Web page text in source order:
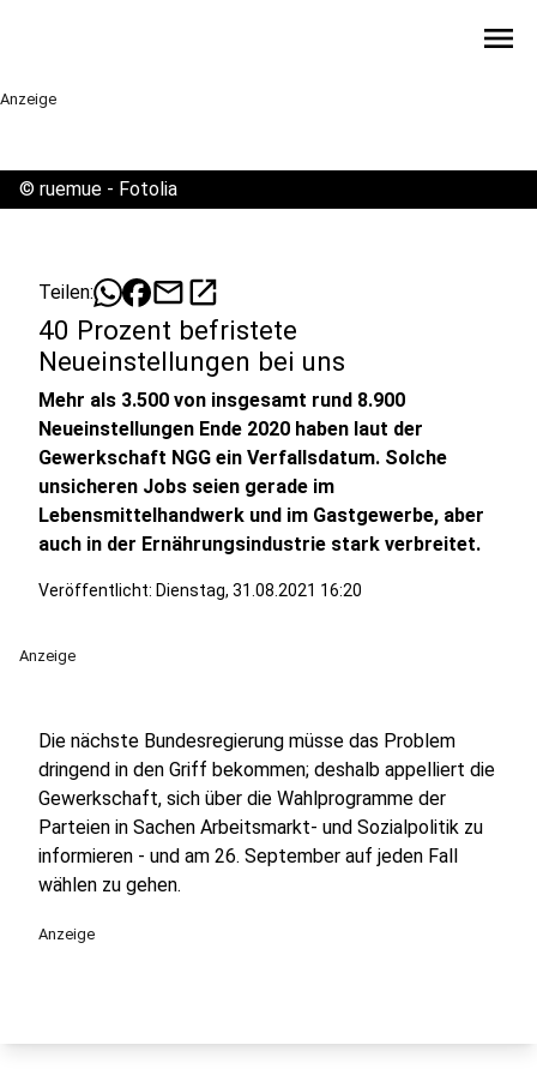
menu
Anzeige
© ruemue - Fotolia
Teilen: mailopen_in_new
40 Prozent befristete
Neueinstellungen bei uns
Mehr als 3.500 von insgesamt rund 8.900
Neueinstellungen Ende 2020 haben laut der
Gewerkschaft NGG ein Verfallsdatum. Solche
unsicheren Jobs seien gerade im
Lebensmittelhandwerk und im Gastgewerbe, aber
auch in der Ernährungsindustrie stark verbreitet.
Veröffentlicht: Dienstag, 31.08.2021 16:20
Anzeige
Die nächste Bundesregierung müsse das Problem
dringend in den Griff bekommen; deshalb appelliert die
Gewerkschaft, sich über die Wahlprogramme der
Parteien in Sachen Arbeitsmarkt- und Sozialpolitik zu
informieren - und am 26. September auf jeden Fall
wählen zu gehen.
Anzeige